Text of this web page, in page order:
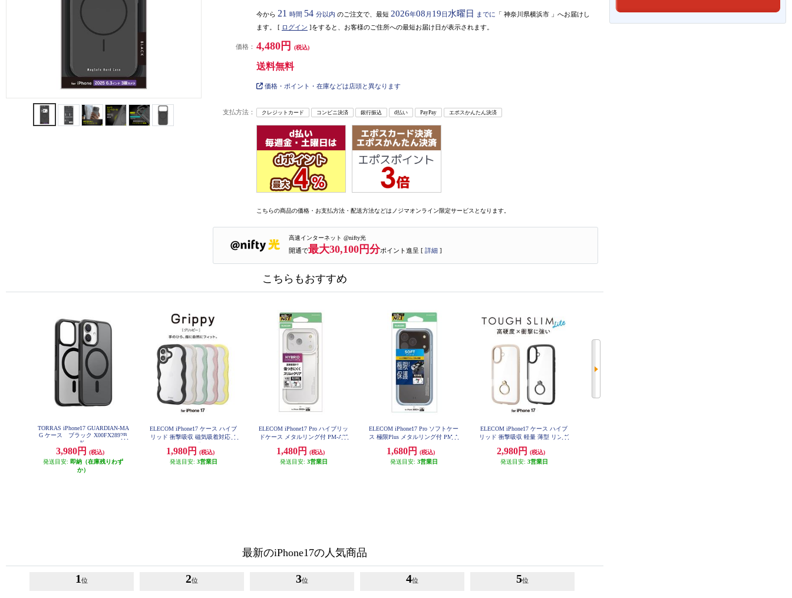
今から 21 時間 54 分以内 のご注文で、最短 2026年08 月 19日 水曜日 までに 「 神奈川県横浜市 」 へお届けし
ます。 [ ログイン ]をすると、お客様のご住所への最短お届け日が表示されます。
価格： 4,480円 (税込)
送料無料
価格・ポイント・在庫などは店頭と異なります
支払方法： クレジットカード コンビニ決済 銀行振込 d払い PayPay エポスかんたん決済
こちらの商品の価格・お支払方法・配送方法などはノジマオンライン限定サービスとなります。
高速インターネット @nifty光
開通で最大30,100円分ポイント進呈 [ 詳細 ]
こちらもおすすめ
TORRAS iPhone17 GUARDIAN-MA
G ケース ブラック X00FX2892B
K
3,980円
(税込)
発送目安: 即納（在庫残りわず
か）
ELECOM iPhone17 ケース ハイブ
リッド 衝撃吸収 磁気吸着対応メ
py ブラック PM-A25AFCWAVEBK
1,980円
(税込)
発送目安: 3営業日
ELECOM iPhone17 Pro ハイブリッ
ドケース メタルリング付 PM-A25
1,480円
(税込)
発送目安: 3営業日
ELECOM iPhone17 Pro ソフトケー
ス 極限Plus メタルリング付 PM-A
1,680円
(税込)
発送目安: 3営業日
ELECOM iPhone17 ケース ハイブ
リッド 衝撃吸収 軽量 薄型 リング
LITE ブラック PM-A25ATSLFCRB
K
2,980円
(税込)
発送目安: 3営業日
最新のiPhone17の人気商品
1 位 2位 3位 4位 5位